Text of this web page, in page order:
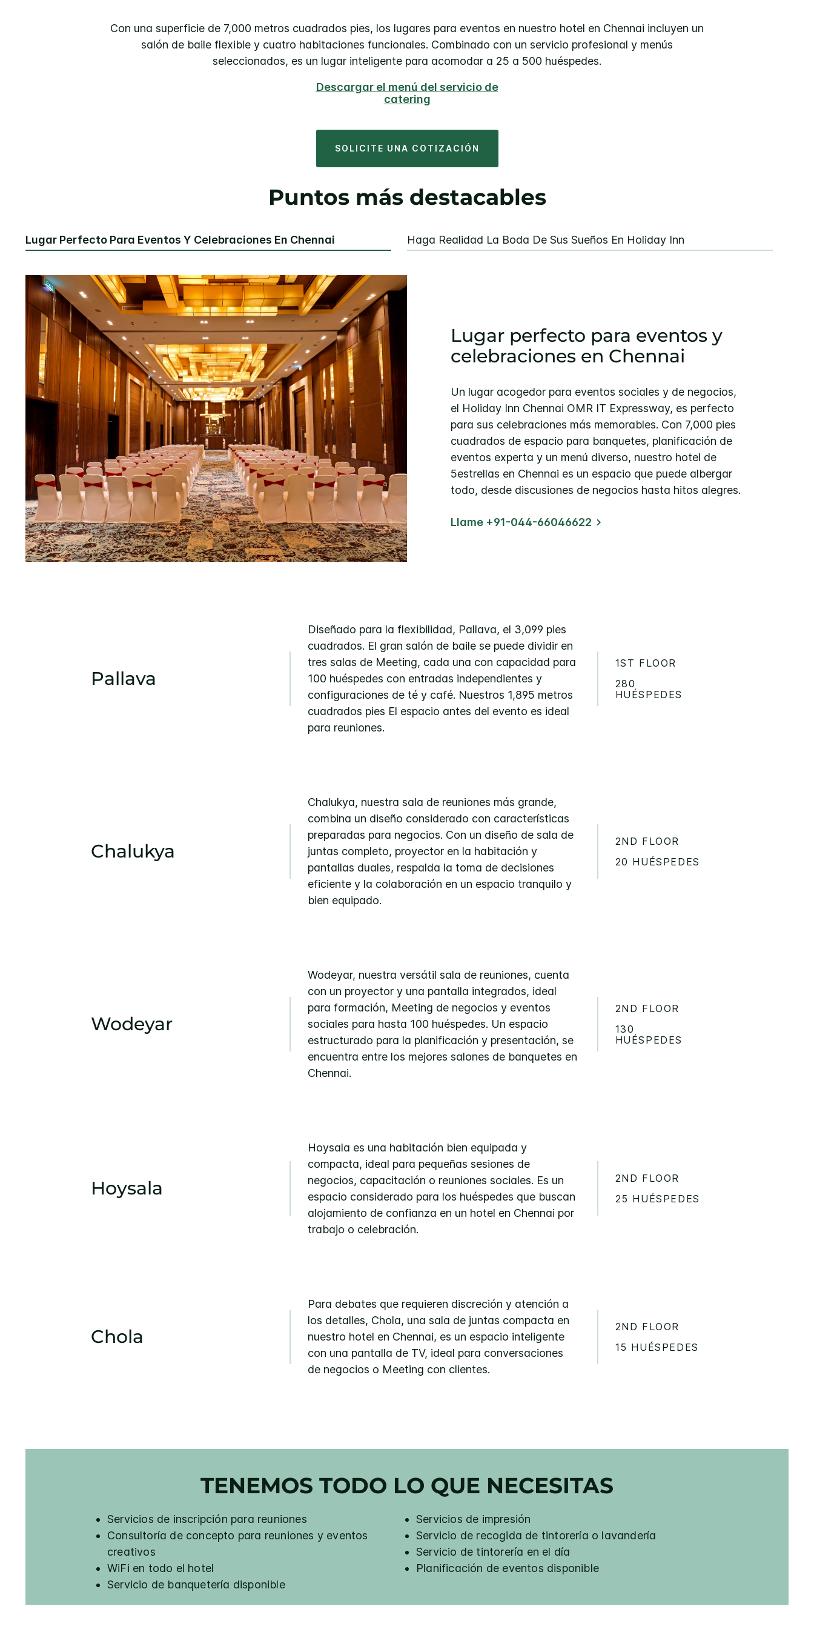
Con una superficie de 7,000 metros cuadrados pies, los lugares para eventos en nuestro hotel en Chennai incluyen un
salón de baile flexible y cuatro habitaciones funcionales. Combinado con un servicio profesional y menús
seleccionados, es un lugar inteligente para acomodar a 25 a 500 huéspedes.
Descargar el menú del servicio de
catering
SOLICITE UNA COTIZACIÓN
Puntos más destacables
Lugar Perfecto Para Eventos Y Celebraciones En Chennai Haga Realidad La Boda De Sus Sueños En Holiday Inn
Lugar perfecto para eventos y
celebraciones en Chennai
Un lugar acogedor para eventos sociales y de negocios,
el Holiday Inn Chennai OMR IT Expressway, es perfecto
para sus celebraciones más memorables. Con 7,000 pies
cuadrados de espacio para banquetes, planificación de
eventos experta y un menú diverso, nuestro hotel de
5estrellas en Chennai es un espacio que puede albergar
todo, desde discusiones de negocios hasta hitos alegres.
Llame +91-044-66046622
Pallava
Diseñado para la flexibilidad, Pallava, el 3,099 pies
cuadrados. El gran salón de baile se puede dividir en
tres salas de Meeting, cada una con capacidad para
100 huéspedes con entradas independientes y
configuraciones de té y café. Nuestros 1,895 metros
cuadrados pies El espacio antes del evento es ideal
para reuniones.
1ST FLOOR
280
HUÉSPEDES
Chalukya
Chalukya, nuestra sala de reuniones más grande,
combina un diseño considerado con características
preparadas para negocios. Con un diseño de sala de
juntas completo, proyector en la habitación y
pantallas duales, respalda la toma de decisiones
eficiente y la colaboración en un espacio tranquilo y
bien equipado.
2ND FLOOR
20 HUÉSPEDES
Wodeyar
Wodeyar, nuestra versátil sala de reuniones, cuenta
con un proyector y una pantalla integrados, ideal
para formación, Meeting de negocios y eventos
sociales para hasta 100 huéspedes. Un espacio
estructurado para la planificación y presentación, se
encuentra entre los mejores salones de banquetes en
Chennai.
2ND FLOOR
130
HUÉSPEDES
Hoysala
Hoysala es una habitación bien equipada y
compacta, ideal para pequeñas sesiones de
negocios, capacitación o reuniones sociales. Es un
espacio considerado para los huéspedes que buscan
alojamiento de confianza en un hotel en Chennai por
trabajo o celebración.
2ND FLOOR
25 HUÉSPEDES
Chola
Para debates que requieren discreción y atención a
los detalles, Chola, una sala de juntas compacta en
nuestro hotel en Chennai, es un espacio inteligente
con una pantalla de TV, ideal para conversaciones
de negocios o Meeting con clientes.
2ND FLOOR
15 HUÉSPEDES
TENEMOS TODO LO QUE NECESITAS
Servicios de inscripción para reuniones
Servicios de impresión
Consultoría de concepto para reuniones y eventos
creativos
Servicio de recogida de tintorería o lavandería
Servicio de tintorería en el día
WiFi en todo el hotel
Planificación de eventos disponible
Servicio de banquetería disponible